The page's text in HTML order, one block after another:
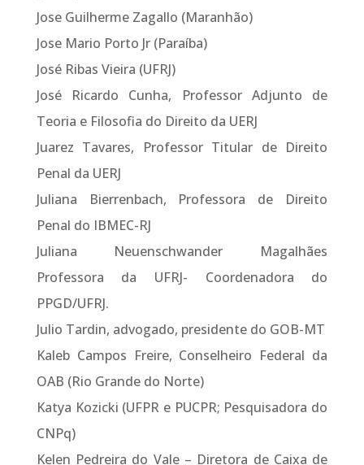
Jose Guilherme Zagallo (Maranhão)
Jose Mario Porto Jr (Paraíba)
José Ribas Vieira (UFRJ)
José Ricardo Cunha, Professor Adjunto de
Teoria e Filosofia do Direito da UERJ
Juarez Tavares, Professor Titular de Direito
Penal da UERJ
Juliana Bierrenbach, Professora de Direito
Penal do IBMEC-RJ
Juliana Neuenschwander Magalhães
Professora da UFRJ- Coordenadora do
PPGD/UFRJ.
Julio Tardin, advogado, presidente do GOB-MT
Kaleb Campos Freire, Conselheiro Federal da
OAB (Rio Grande do Norte)
Katya Kozicki (UFPR e PUCPR; Pesquisadora do
CNPq)
Kelen Pedreira do Vale – Diretora de Caixa de